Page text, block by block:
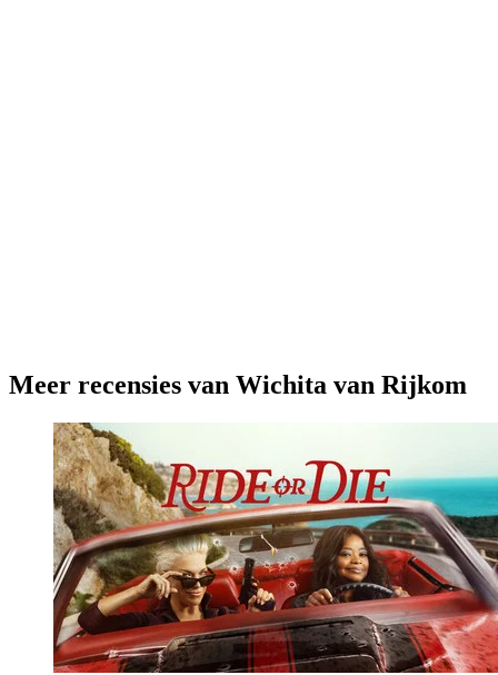
Meer recensies van Wichita van Rijkom